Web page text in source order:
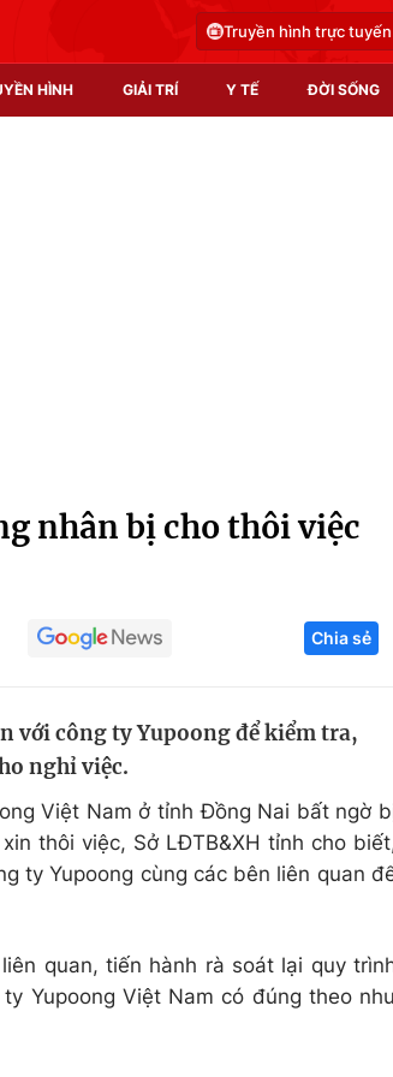
Truyền hình trực tuyến
HÌNH GIẢI TRÍ Y TẾ ĐỜI SỐNG
Infographic
tuyến
Công nghệ
Sản phẩm
Tư vấn
nhân bị cho thôi việc
Chia sẻ
với công ty Yupoong để kiểm tra,
nghỉ việc.
Việt Nam ở tỉnh Đồng Nai bất ngờ
thôi việc, Sở LĐTB&XH tỉnh cho
ty Yupoong cùng các bên liên quan
quan, tiến hành rà soát lại quy
Yupoong Việt Nam có đúng theo